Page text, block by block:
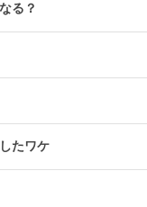
る？
たワケ